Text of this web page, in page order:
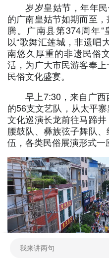
马关县 丘北县
视听
视频快刷 视频点播
岁岁皇姑节，年年
的广南皇姑节如期而至
腾。广南县第374周年
以“歌舞汇莲城，非遗唱
南悠久厚重的非遗民俗
活，为广大市民游客奉
民俗文化盛宴。
早上7:30，来自广
的56支文艺队，从太平
文化巡演长龙前往马蹄井
腰鼓队、彝族弦子舞队
伍，各类民俗展演形式一